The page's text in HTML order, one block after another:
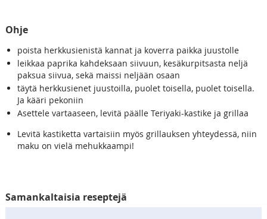
Ohje
poista herkkusienistä kannat ja koverra paikka juustolle
leikkaa paprika kahdeksaan siivuun, kesäkurpitsasta neljä
paksua siivua, sekä maissi neljään osaan
täytä herkkusienet juustoilla, puolet toisella, puolet toisella.
Ja kääri pekoniin
Asettele vartaaseen, levitä päälle Teriyaki-kastike ja grillaa
Levitä kastiketta vartaisiin myös grillauksen yhteydessä, niin
maku on vielä mehukkaampi!
Samankaltaisia reseptejä